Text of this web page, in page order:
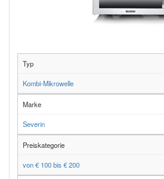
Typ
Kombi-Mikrowelle
Marke
Severin
Preiskategorie
von € 100 bis € 200